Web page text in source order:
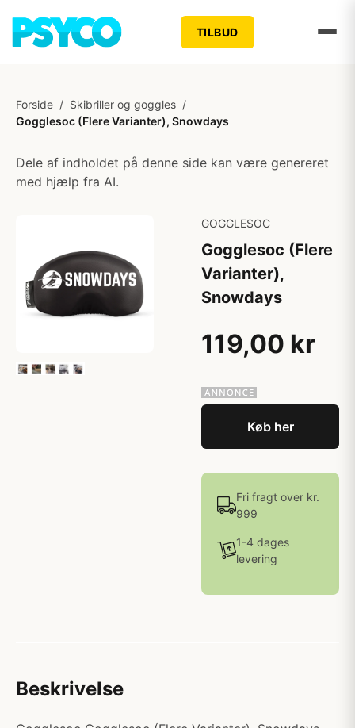
TILBUD
Forside / Skibriller og goggles /
Gogglesoc (Flere Varianter), Snowdays
Dele af indholdet på denne side kan være genereret
med hjælp fra AI.
GOGGLESOC
Gogglesoc (Flere
Varianter),
Snowdays
119,00 kr
Køb her
Fri fragt over kr.
999
1-4 dages
levering
Beskrivelse